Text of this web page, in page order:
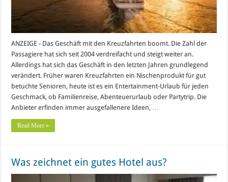
ANZEIGE - Das Geschäft mit den Kreuzfahrten boomt. Die Zahl der
Passagiere hat sich seit 2004 verdreifacht und steigt weiter an.
Allerdings hat sich das Geschäft in den letzten Jahren grundlegend
verändert. Früher waren Kreuzfahrten ein Nischenprodukt für gut
betuchte Senioren, heute ist es ein Entertainment-Urlaub für jeden
Geschmack, ob Familienreise, Abenteuerurlaub oder Partytrip. Die
Anbieter erfinden immer ausgefallenere Ideen, …
Read More »
Was zeichnet ein gutes Hotel aus?